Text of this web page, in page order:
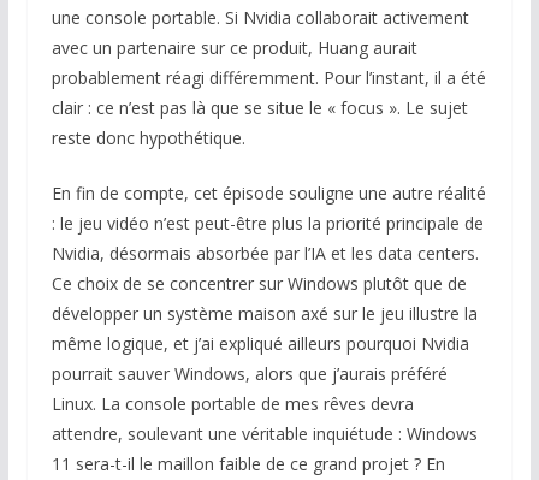
une console portable. Si Nvidia collaborait activement
avec un partenaire sur ce produit, Huang aurait
probablement réagi différemment. Pour l’instant, il a été
clair : ce n’est pas là que se situe le « focus ». Le sujet
reste donc hypothétique.
En fin de compte, cet épisode souligne une autre réalité
: le jeu vidéo n’est peut-être plus la priorité principale de
Nvidia, désormais absorbée par l’IA et les data centers.
Ce choix de se concentrer sur Windows plutôt que de
développer un système maison axé sur le jeu illustre la
même logique, et j’ai expliqué ailleurs pourquoi Nvidia
pourrait sauver Windows, alors que j’aurais préféré
Linux. La console portable de mes rêves devra
attendre, soulevant une véritable inquiétude : Windows
11 sera-t-il le maillon faible de ce grand projet ? En